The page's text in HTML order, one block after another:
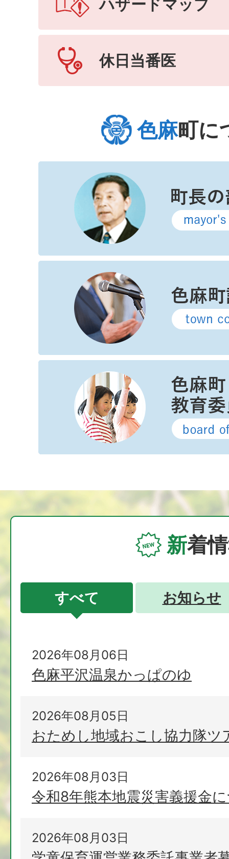
ハザードマップ
休日当番医
色麻町に
新着
すべて お知らせ
2026年08月06日
色麻平沢温泉かっぱのゆ
2026年08月05日
おためし地域おこし協力隊ツ
2026年08月03日
令和8年熊本地震災害義援金
2026年08月03日